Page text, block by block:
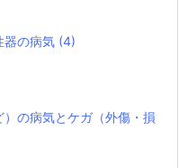
器の病気 (4)
の病気とケガ（外傷・損